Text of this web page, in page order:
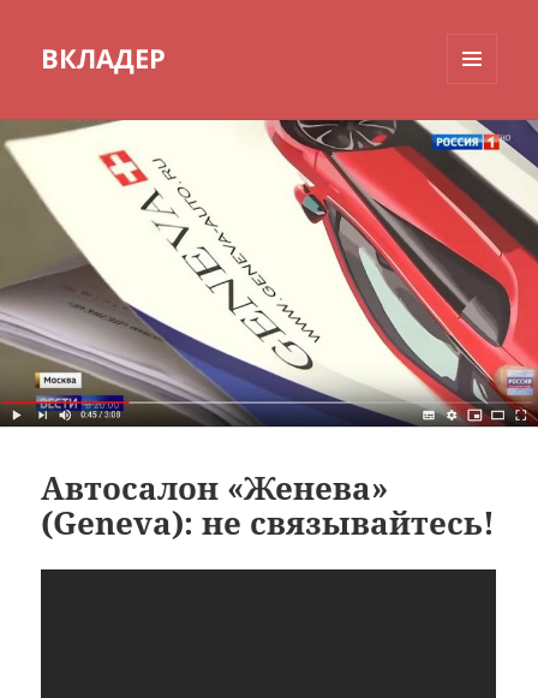
ВКЛАДЕР
ВИДЖЕТЫ
Автосалон «Женева»
(Geneva): не связывайтесь!